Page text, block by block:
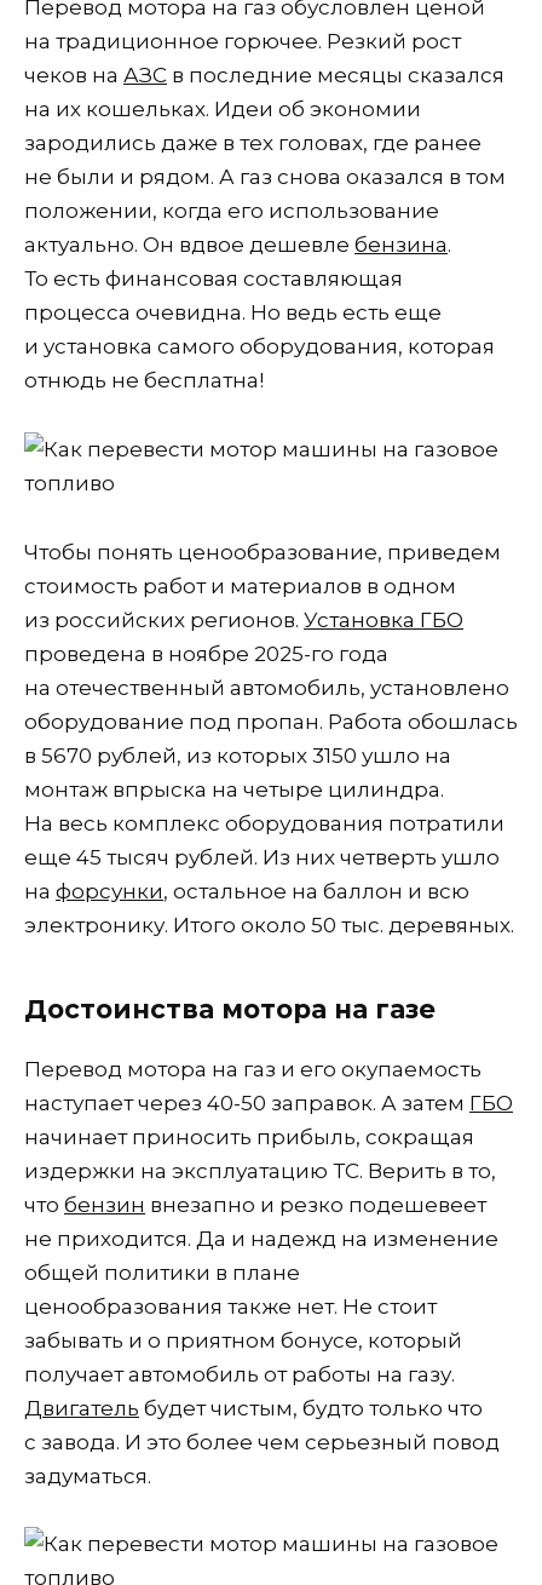
Перевод мотора на газ обусловлен ценой
на традиционное горючее. Резкий рост
чеков на АЗС в последние месяцы сказался
на их кошельках. Идеи об экономии
зародились даже в тех головах, где ранее
не были и рядом. А газ снова оказался в том
положении, когда его использование
актуально. Он вдвое дешевле бензина.
То есть финансовая составляющая
процесса очевидна. Но ведь есть еще
и установка самого оборудования, которая
отнюдь не бесплатна!
Чтобы понять ценообразование, приведем
стоимость работ и материалов в одном
из российских регионов. Установка ГБО
проведена в ноябре 2025-го года
на отечественный автомобиль, установлено
оборудование под пропан. Работа обошлась
в 5670 рублей, из которых 3150 ушло на
монтаж впрыска на четыре цилиндра.
На весь комплекс оборудования потратили
еще 45 тысяч рублей. Из них четверть ушло
на форсунки, остальное на баллон и всю
электронику. Итого около 50 тыс. деревяных.
Достоинства мотора на газе
Перевод мотора на газ и его окупаемость
наступает через 40-50 заправок. А затем ГБО
начинает приносить прибыль, сокращая
издержки на эксплуатацию ТС. Верить в то,
что бензин внезапно и резко подешевеет
не приходится. Да и надежд на изменение
общей политики в плане
ценообразования также нет. Не стоит
забывать и о приятном бонусе, который
получает автомобиль от работы на газу.
Двигатель будет чистым, будто только что
с завода. И это более чем серьезный повод
задуматься.